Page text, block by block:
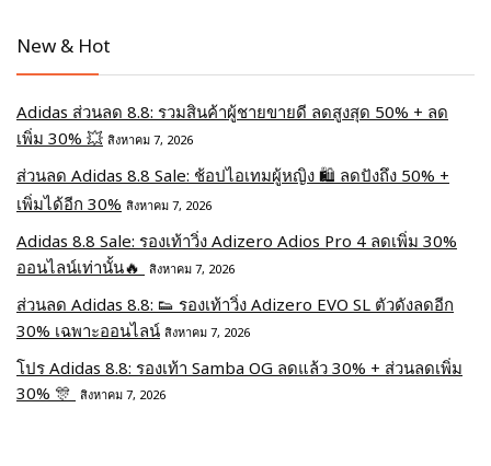
New & Hot
Adidas ส่วนลด 8.8: รวมสินค้าผู้ชายขายดี ลดสูงสุด 50% + ลด
เพิ่ม 30% 💥 สิงหาคม 7, 2026
ส่วนลด Adidas 8.8 Sale: ช้อปไอเทมผู้หญิง 🛍️ ลดปังถึง 50% +
เพิ่มได้อีก 30% สิงหาคม 7, 2026
Adidas 8.8 Sale: รองเท้าวิ่ง Adizero Adios Pro 4 ลดเพิ่ม 30%
ออนไลน์เท่านั้น🔥
สิงหาคม 7, 2026
ส่วนลด Adidas 8.8: 👟 รองเท้าวิ่ง Adizero EVO SL ตัวดังลดอีก
30% เฉพาะออนไลน์ สิงหาคม 7, 2026
โปร Adidas 8.8: รองเท้า Samba OG ลดแล้ว 30% + ส่วนลดเพิ่ม
30% 🎊 สิงหาคม 7, 2026